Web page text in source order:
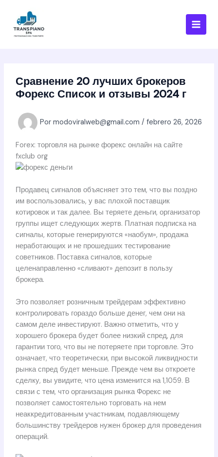
contenido
Сравнение 20 лучших брокеров
Форекс Список и отзывы 2024 г
Por modoviralweb@gmail.com / febrero 26, 2026
Forex: торговля на рынке форекс онлайн на сайте
fxclub org
Продавец сигналов объясняет это тем, что вы поздно
им воспользовались, у вас плохой поставщик
котировок и так далее. Вы теряете деньги, организатор
группы ищет следующих жертв. Платная подписка на
сигналы, которые генерируются «наобум», продажа
неработающих и не прошедших тестирование
советников. Поставка сигналов, которые
целенаправленно «сливают» депозит в пользу
брокера.
Это позволяет розничным трейдерам эффективно
контролировать гораздо больше денег, чем они на
самом деле инвестируют. Важно отметить, что у
хорошего брокера будет более низкий спред, для
гарантии того, что вы не потеряете при торговле. Это
означает, что теоретически, при высокой ликвидности
рынка спред будет меньше. Прежде чем вы откроете
сделку, вы увидите, что цена изменится на 1,1059. В
связи с тем, что организация рынка Форекс не
позволяет самостоятельно торговать на нем
неаккредитованным участникам, подавляющему
большинству трейдеров нужен брокер для проведения
операций.